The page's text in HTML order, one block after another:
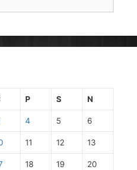
P S N
4 5 6
11 12 13
18 19 20